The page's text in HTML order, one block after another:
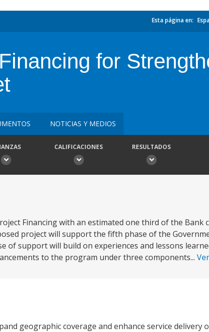
Esta página en:
for
NOTICIAS Y MEDIOS
CALIFICACIONES RESULTADOS
Financing with an estimated one third of the Bank
project will support the fifth phase of the
of support will build on experiences and lessons
to the program under three components...
geographic coverage and enhance service delivery